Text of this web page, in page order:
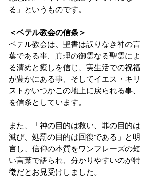
る」というものです。
＜ベテル教会の信条＞
ベテル教会は、聖書は誤りなき神の言
葉である事、真理の御霊なる聖霊によ
る清めと癒しを信じ、実生活での祝福
が豊かにある事、そしてイエス・キリ
ストがいつかこの地上に戻られる事、
を信条としています。
また、「神の目的は救い、罪の目的は
滅び、処罰の目的は回復である」と明
言し、信仰の本質をワンフレーズの短
い言葉で語られ、分かりやすいのが特
徴だとお見受けしました。